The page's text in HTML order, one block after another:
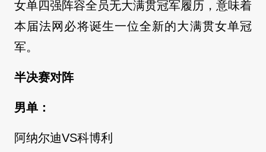
女单四强阵容全员无大满贯冠军履历，意味着
本届法网必将诞生一位全新的大满贯女单冠
军。
半决赛对阵
男单：
阿纳尔迪VS科博利